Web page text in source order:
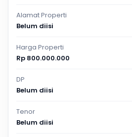
Alamat Properti
Belum diisi
Harga Properti
Rp 800.000.000
DP
Belum diisi
Tenor
Belum diisi